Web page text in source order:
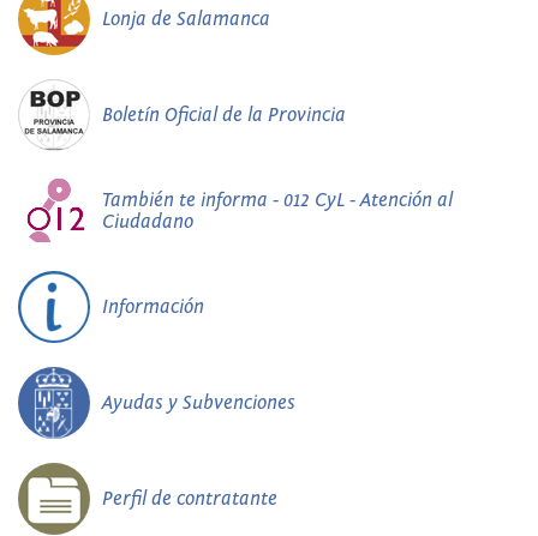
Lonja de Salamanca
Boletín Oficial de la Provincia
También te informa - 012 CyL - Atención al
Ciudadano
Información
Ayudas y Subvenciones
Perfil de contratante